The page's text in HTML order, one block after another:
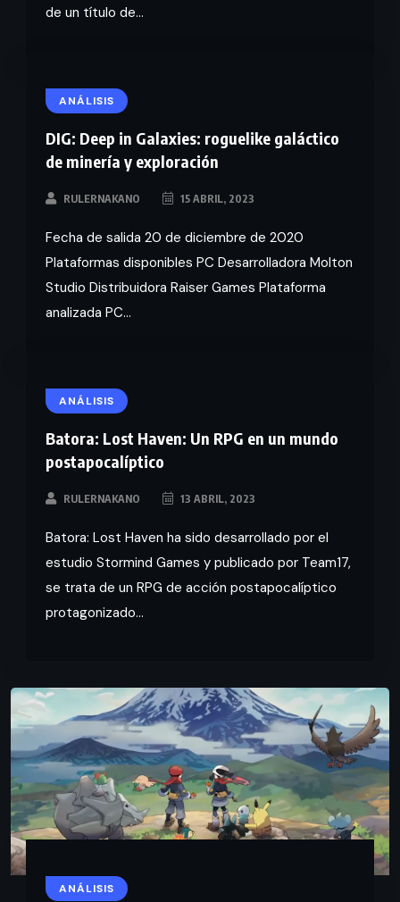
de un título de...
ANÁLISIS
DIG: Deep in Galaxies: roguelike galáctico
de minería y exploración
RULERNAKANO 15 ABRIL, 2023
Fecha de salida 20 de diciembre de 2020
Plataformas disponibles PC Desarrolladora Molton
Studio Distribuidora Raiser Games Plataforma
analizada PC...
ANÁLISIS
Batora: Lost Haven: Un RPG en un mundo
postapocalíptico
RULERNAKANO 13 ABRIL, 2023
Batora: Lost Haven ha sido desarrollado por el
estudio Stormind Games y publicado por Team17,
se trata de un RPG de acción postapocalíptico
protagonizado...
ANÁLISIS